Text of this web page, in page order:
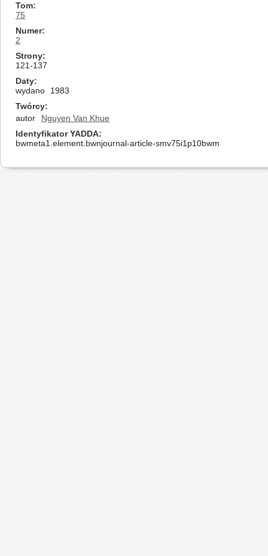
Tom
75
Numer
2
Strony
121-137
Daty
wydano
1983
Twórcy
autor
Nguyen Van Khue
Identyfikator YADDA
bwmeta1.element.bwnjournal-article-smv75i1p10bwm